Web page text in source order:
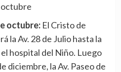
octubre:El Cristo de
la Av. 28 de Julio hasta la
hospital del Niño. Luego
diciembre, la Av. Paseo de